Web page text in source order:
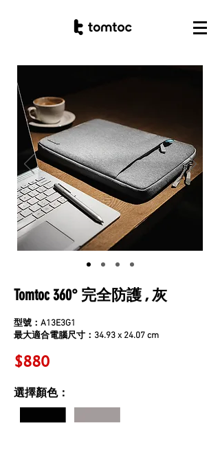
Tomtoc 360° 完全防護 , 灰
型號： A13E3G1
最大適合電腦尺寸：34.93 x 24.07 cm
$880
選擇顏色：